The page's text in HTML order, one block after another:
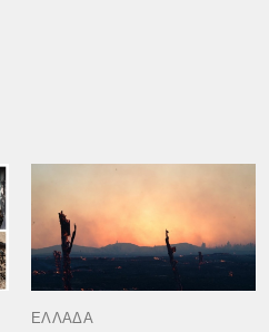
ΕΛΛΑΔΑ